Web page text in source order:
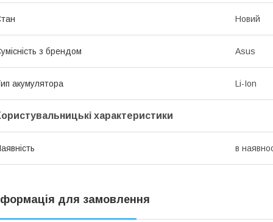
Новий
з брендом Asus
акумулятора Li-Ion
характеристики
в
для замовлення